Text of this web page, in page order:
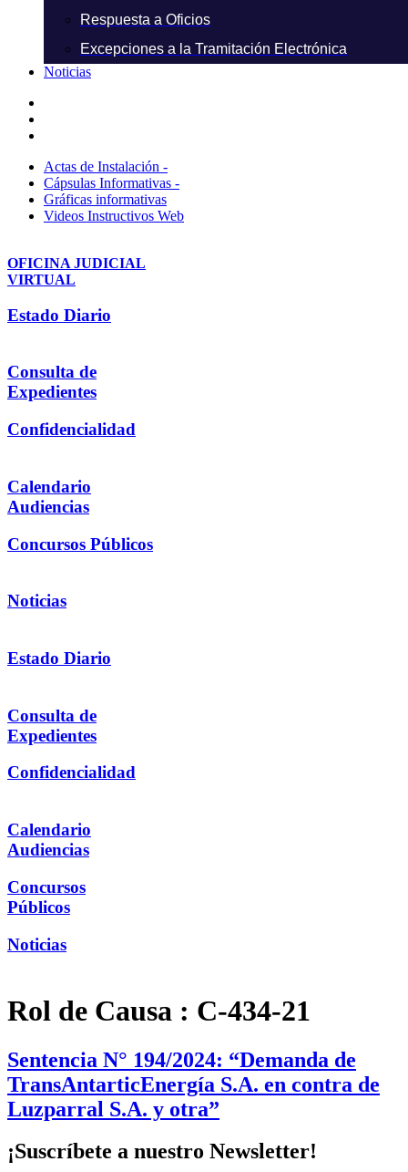
Respuesta a Oficios
Excepciones a la Tramitación Electrónica
Noticias
Actas de Instalación -
Cápsulas Informativas -
Gráficas informativas
Videos Instructivos Web
OFICINA JUDICIAL
VIRTUAL
Estado Diario
Consulta de
Expedientes
Confidencialidad
Calendario
Audiencias
Concursos Públicos
Noticias
Estado Diario
Consulta de
Expedientes
Confidencialidad
Calendario
Audiencias
Concursos
Públicos
Noticias
Rol de Causa : C-434-21
Sentencia N° 194/2024: “Demanda de
TransAntarticEnergía S.A. en contra de
Luzparral S.A. y otra”
¡Suscríbete a nuestro Newsletter!